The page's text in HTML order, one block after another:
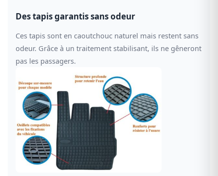
Des tapis garantis sans odeur
Ces tapis sont en caoutchouc naturel mais restent sans
odeur. Grâce à un traitement stabilisant, ils ne gêneront
pas les passagers.